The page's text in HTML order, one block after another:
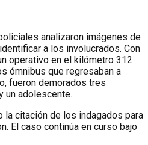
analizaron imágenes de
a los involucrados. Con
operativo en el kilómetro 312
ómnibus que regresaban a
fueron demorados tres
un adolescente.
la citación de los indagados para
El caso continúa en curso bajo